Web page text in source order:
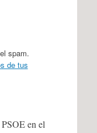
spam.
de tus
en el